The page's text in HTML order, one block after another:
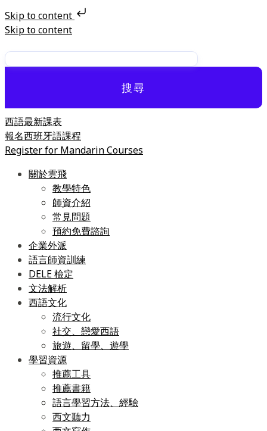
Skip to content
Skip to content
搜尋
西語最新課表
報名西班牙語課程
Register for Mandarin Courses
關於雲飛
教學特色
師資介紹
常見問題
預約免費諮詢
企業外派
語言師資訓練
DELE 檢定
文法解析
西語文化
流行文化
社交、戀愛西語
旅遊、留學、遊學
學習資源
推薦工具
推薦書籍
語言學習方法、經驗
西文聽力